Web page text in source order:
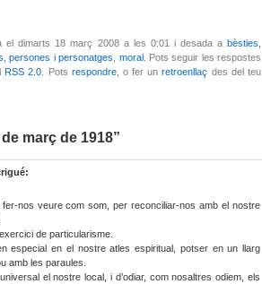
el dimarts 18 març 2008 a les 0:01 i desada a bèsties,
persones i personatges moral. Pots seguir les respostes
RSS 2.0 . Pots respondre, o fer unretroenllaç des del teu
març de 1918”
nos veure com som, per reconciliar-nos amb el nostre
de particularisme.
especial en el nostre atles espiritual, potser en un llarg
amb les paraules.
el nostre local, i d’odiar, com nosaltres odiem, els